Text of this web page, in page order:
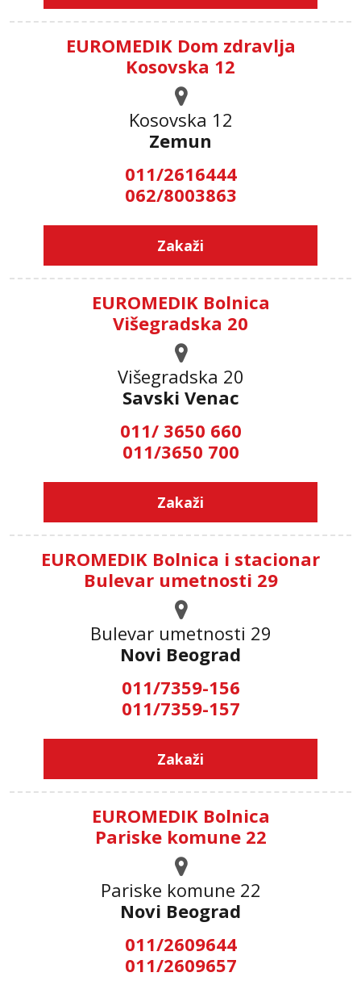
EUROMEDIK Dom zdravlja
Kosovska 12
Kosovska 12
Zemun
011/2616444
062/8003863
Zakaži
EUROMEDIK Bolnica
Višegradska 20
Višegradska 20
Savski Venac
011/ 3650 660
011/3650 700
Zakaži
EUROMEDIK Bolnica i stacionar
Bulevar umetnosti 29
Bulevar umetnosti 29
Novi Beograd
011/7359-156
011/7359-157
Zakaži
EUROMEDIK Bolnica
Pariske komune 22
Pariske komune 22
Novi Beograd
011/2609644
011/2609657